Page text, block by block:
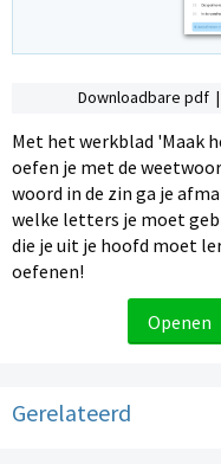
Downloadbare pdf
Met het werkblad 'Maak
oefen je met de
woord in de zin ga je
welke letters je moet
die je uit je hoofd moet
oefenen!
Openen
Gerelateerd